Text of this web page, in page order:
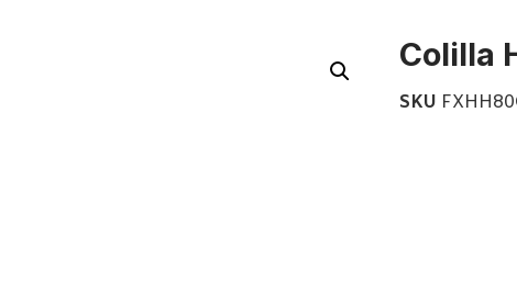
Colilla
SKU FXHH80